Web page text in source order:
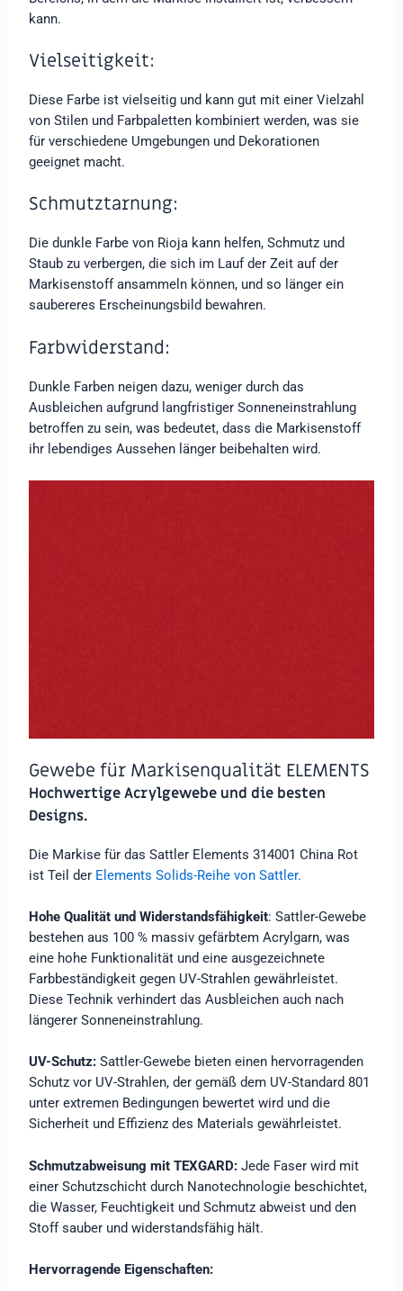
kann.
Vielseitigkeit:
Diese Farbe ist vielseitig und kann gut mit einer Vielzahl
von Stilen und Farbpaletten kombiniert werden, was sie
für verschiedene Umgebungen und Dekorationen
geeignet macht.
Schmutztarnung:
Die dunkle Farbe von Rioja kann helfen, Schmutz und
Staub zu verbergen, die sich im Lauf der Zeit auf der
Markisenstoff ansammeln können, und so länger ein
saubereres Erscheinungsbild bewahren.
Farbwiderstand:
Dunkle Farben neigen dazu, weniger durch das
Ausbleichen aufgrund langfristiger Sonneneinstrahlung
betroffen zu sein, was bedeutet, dass die Markisenstoff
ihr lebendiges Aussehen länger beibehalten wird.
Gewebe für Markisenqualität ELEMENTS
Hochwertige Acrylgewebe und die besten
Designs.
Die Markise für das Sattler Elements 314001 China Rot
ist Teil der Elements Solids-Reihe von Sattler.
Hohe Qualität und Widerstandsfähigkeit: Sattler-Gewebe
bestehen aus 100 % massiv gefärbtem Acrylgarn, was
eine hohe Funktionalität und eine ausgezeichnete
Farbbeständigkeit gegen UV-Strahlen gewährleistet.
Diese Technik verhindert das Ausbleichen auch nach
längerer Sonneneinstrahlung.
UV-Schutz:Sattler-Gewebe bieten einen hervorragenden
Schutz vor UV-Strahlen, der gemäß dem UV-Standard 801
unter extremen Bedingungen bewertet wird und die
Sicherheit und Effizienz des Materials gewährleistet.
Schmutzabweisung mit TEXGARD: Jede Faser wird mit
einer Schutzschicht durch Nanotechnologie beschichtet,
die Wasser, Feuchtigkeit und Schmutz abweist und den
Stoff sauber und widerstandsfähig hält.
Hervorragende Eigenschaften: